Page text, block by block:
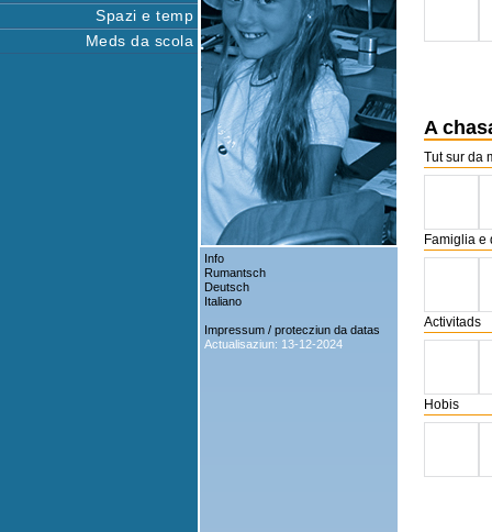
Spazi e temp
Meds da scola
Info
Rumantsch
Deutsch
Italiano
Impressum / protecziun da datas
Actualisaziun: 13-12-2024
A
Tut sur da
Famiglia e
Activitads
Hobis